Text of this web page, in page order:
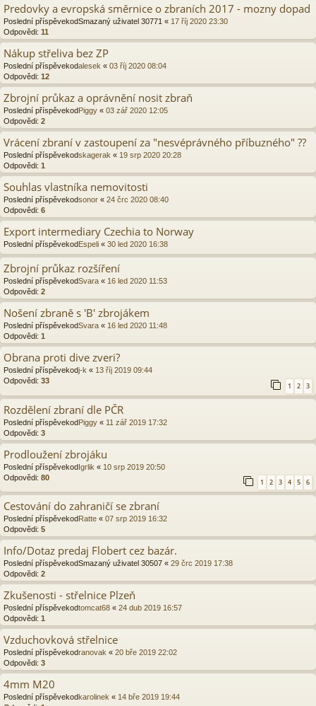
Predovky a evropská směrnice o zbraních 2017 - mozny dopad
Poslední příspěvekodSmazaný uživatel 30771 « 17 říj 2020 23:30
Odpovědi: 11
Nákup střeliva bez ZP
Poslední příspěvekodalesek « 03 říj 2020 08:04
Odpovědi: 12
Zbrojní průkaz a oprávnění nosit zbraň
Poslední příspěvekod Piggy « 03 zář 2020 12:05
Odpovědi: 2
Vrácení zbraní v zastoupení za "nesvéprávného příbuzného" ??
Poslední příspěvekodskagerak « 19 srp 2020 20:28
Odpovědi: 1
Souhlas vlastníka nemovitosti
Poslední příspěvekodsonor « 24 črc 2020 08:40
Odpovědi: 6
Export intermediary Czechia to Norway
Poslední příspěvekod Espeli « 30 led 2020 16:38
Zbrojní průkaz rozšíření
Poslední příspěvekodSvara « 16 led 2020 11:53
Odpovědi: 2
Nošení zbraně s 'B' zbrojákem
Poslední příspěvekodSvara « 16 led 2020 11:48
Odpovědi: 1
Obrana proti dive zveri?
Poslední příspěvekodj-k « 13 říj 2019 09:44
Odpovědi: 33
1 2 3
Rozdělení zbraní dle PČR
Poslední příspěvekodPiggy « 11 zář 2019 17:32
Odpovědi: 3
Prodloužení zbrojáku
Poslední příspěvekodIgrlik « 10 srp 2019 20:50
Odpovědi: 80
1 2 3 4 5 6
Cestování do zahraničí se zbraní
Poslední příspěvekodRatte « 07 srp 2019 16:32
Odpovědi: 5
Info/Dotaz predaj Flobert cez bazár.
Poslední příspěvekodSmazaný uživatel 30507 « 29 črc 2019 17:38
Odpovědi: 2
Zkušenosti - střelnice Plzeň
Poslední příspěvekodtomcat68 « 24 dub 2019 16:57
Odpovědi: 1
Vzduchovková střelnice
Poslední příspěvekodranovak « 20 bře 2019 22:02
Odpovědi: 3
4mm M20
Poslední příspěvekodkarolinek « 14 bře 2019 19:44